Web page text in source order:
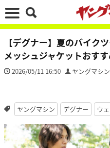
【デグナー】夏のバイク
メッシュジャケットおす
2026/05/11 16:50 ヤングマシ
ヤングマシン デグナー ウ